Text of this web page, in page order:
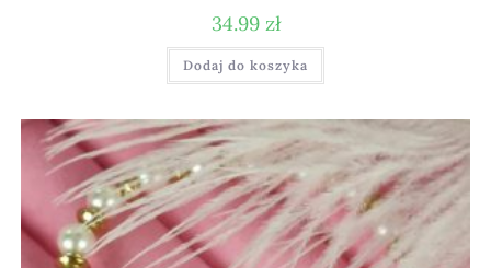
34.99 zł
Dodaj do koszyka